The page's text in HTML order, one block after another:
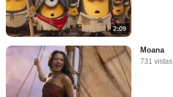
2:09
Moana
731 vistas